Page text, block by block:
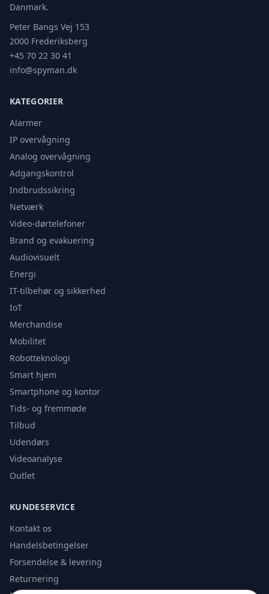
Danmark.
Peter Bangs Vej 153
2000 Frederiksberg
+45 70 22 30 41
info@spyman.dk
KATEGORIER
Alarmer
IP overvågning
Analog overvågning
Adgangskontrol
Indbrudssikring
Netværk
Video-dørtelefoner
Brand og evakuering
Audiovisuelt
Energi
IT-tilbehør og sikkerhed
IoT
Merchandise
Mobilitet
Robotteknologi
Smart hjem
Smartphone og kontor
Tids- og fremmøde
Tilbud
Udendørs
Videoanalyse
Outlet
KUNDESERVICE
Kontakt os
Handelsbetingelser
Forsendelse & levering
Returnering